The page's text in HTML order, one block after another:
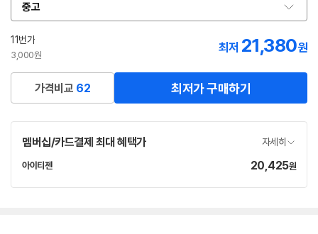
중고
옵
션
선
택
11번가
3,000원
최저 21,380원
가격비교 62 최저가 구매하기
멤버십/카드결제 최대 혜택가 자세히
아이티젠네
가
20,425원